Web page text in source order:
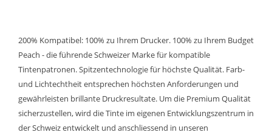
200% Kompatibel: 100% zu Ihrem Drucker. 100% zu Ihrem Budget
Peach - die führende Schweizer Marke für kompatible
Tintenpatronen. Spitzentechnologie für höchste Qualität. Farb-
und Lichtechtheit entsprechen höchsten Anforderungen und
gewährleisten brillante Druckresultate. Um die Premium Qualität
sicherzustellen, wird die Tinte im eigenen Entwicklungszentrum in
der Schweiz entwickelt und anschliessend in unseren